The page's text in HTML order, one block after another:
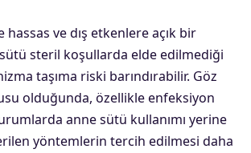
hassas ve dış etkenlere açık bir
steril koşullarda elde edilmediği
taşıma riski barındırabilir. Göz
olduğunda, özellikle enfeksiyon
anne sütü kullanımı yerine
yöntemlerin tercih edilmesi daha